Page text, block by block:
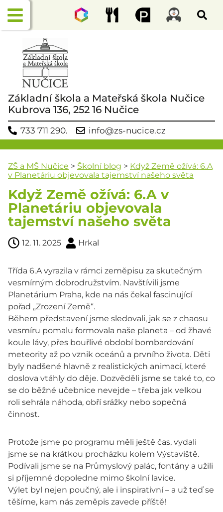
Základní škola a Mateřská škola Nučice
Kubrova 136, 252 16 Nučice
733 711 290. info@zs-nucice.cz
ZŠ a MŠ Nučice > Školní blog > Když Země ožívá: 6.A
v Planetáriu objevovala tajemství našeho světa
Když Země ožívá: 6.A v
Planetáriu objevovala
tajemství našeho světa
12. 11. 2025 Hrkal
Třída 6.A vyrazila v rámci zeměpisu za skutečným
vesmírným dobrodružstvím. Navštívili jsme
Planetárium Praha, kde na nás čekal fascinující
pořad „Zrození Země“.
Během představení jsme sledovali, jak se z chaosu
vesmíru pomalu formovala naše planeta – od žhavé
koule lávy, přes bouřlivé období bombardování
meteority až po vznik oceánů a prvního života. Děti
byly nadšené hlavně z realistických animací, které
doslova vtáhly do děje. Dozvěděli jsme se také to, co
se do běžné učebnice nevejde – třeba jak velkou
roli sehrála náhoda, obří srážky nebo sopečná
činnost.
Protože jsme po programu měli ještě čas, vydali
jsme se na krátkou procházku kolem Výstaviště.
Podívali jsme se na Průmyslový palác, fontány a užili
si příjemné dopoledne mimo školní lavice.
Výlet byl nejen poučný, ale i inspirativní – a už teď se
těšíme, kam nás zeměpis zavede příště!